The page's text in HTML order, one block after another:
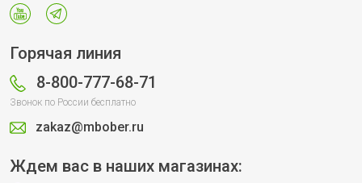
Горячая линия
8-800-777-68-71
Звонок по России бесплатно
zakaz@mbober.ru
Ждем вас в наших магазинах: